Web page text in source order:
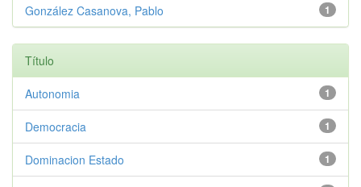
1
González Casanova, Pablo
Título
1
Autonomia
1
Democracia
1
Dominacion Estado